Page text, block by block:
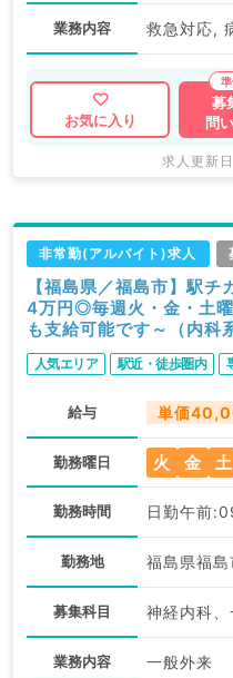
業務内容 救急対応,
お気に入り
募
問
求人更新
非常勤(アルバイト)求人
【福島県／福島市】駅
4万円◎毎週火・金・土
も支給可能です～（内科
人気エリア 駅近・徒歩圏内
給与 単価
勤務曜日 火 金 土
勤務時間 日勤午前
勤務地 福島県福島
募集科目
業務内容 一般外来